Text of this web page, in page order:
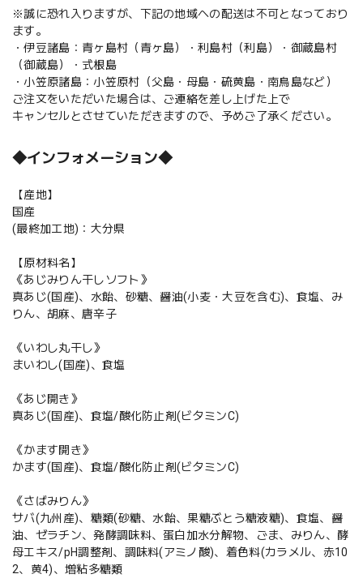
※誠に恐れ入りますが、下記の地域への配送は不可となっており
ます。
・伊豆諸島：青ヶ島村（青ヶ島）・利島村（利島）・御蔵島村
（御蔵島）・式根島
・小笠原諸島：小笠原村（父島・母島・硫黄島・南鳥島など）
ご注文をいただいた場合は、ご連絡を差し上げた上で
キャンセルとさせていただきますので、予めご了承ください。
◆インフォメーション◆
【産地】
国産
(最終加工地)：大分県
【原材料名】
《あじみりん干しソフト》
真あじ(国産)、水飴、砂糖、醤油(小麦・大豆を含む)、食塩、み
りん、胡麻、唐辛子
《いわし丸干し》
まいわし(国産)、食塩
《あじ開き》
真あじ(国産)、食塩/酸化防止剤(ビタミンC)
《かます開き》
かます(国産)、食塩/酸化防止剤(ビタミンC)
《さばみりん》
サバ(九州産)、糖類(砂糖、水飴、果糖ぶとう糖液糖)、食塩、醤
油、ゼラチン、発酵調味料、蛋白加水分解物、ごま、みりん、酵
母エキス/pH調整剤、調味料(アミノ酸)、着色料(カラメル、赤10
2、黄4)、増粘多糖類